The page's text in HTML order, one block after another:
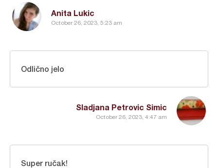
Anita Lukic
October 26, 2023, 5:23 am
Sladjana Petrovic Simic
October 26, 2023, 4:47 am
Odlično jelo
Super ručak!